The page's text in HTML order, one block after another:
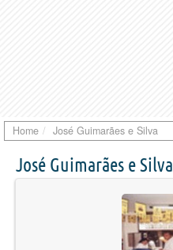
Home José Guimarães e Silva
José Guimarães e Silva